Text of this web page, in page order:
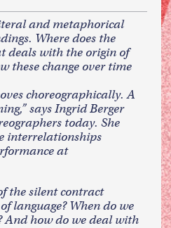
and metaphorical
Where does the
deals with the origin of
these change over time
choreographically. A
says Ingrid Berger
today. She
interrelationships
at
the silent contract
language? When do we
And how do we deal with